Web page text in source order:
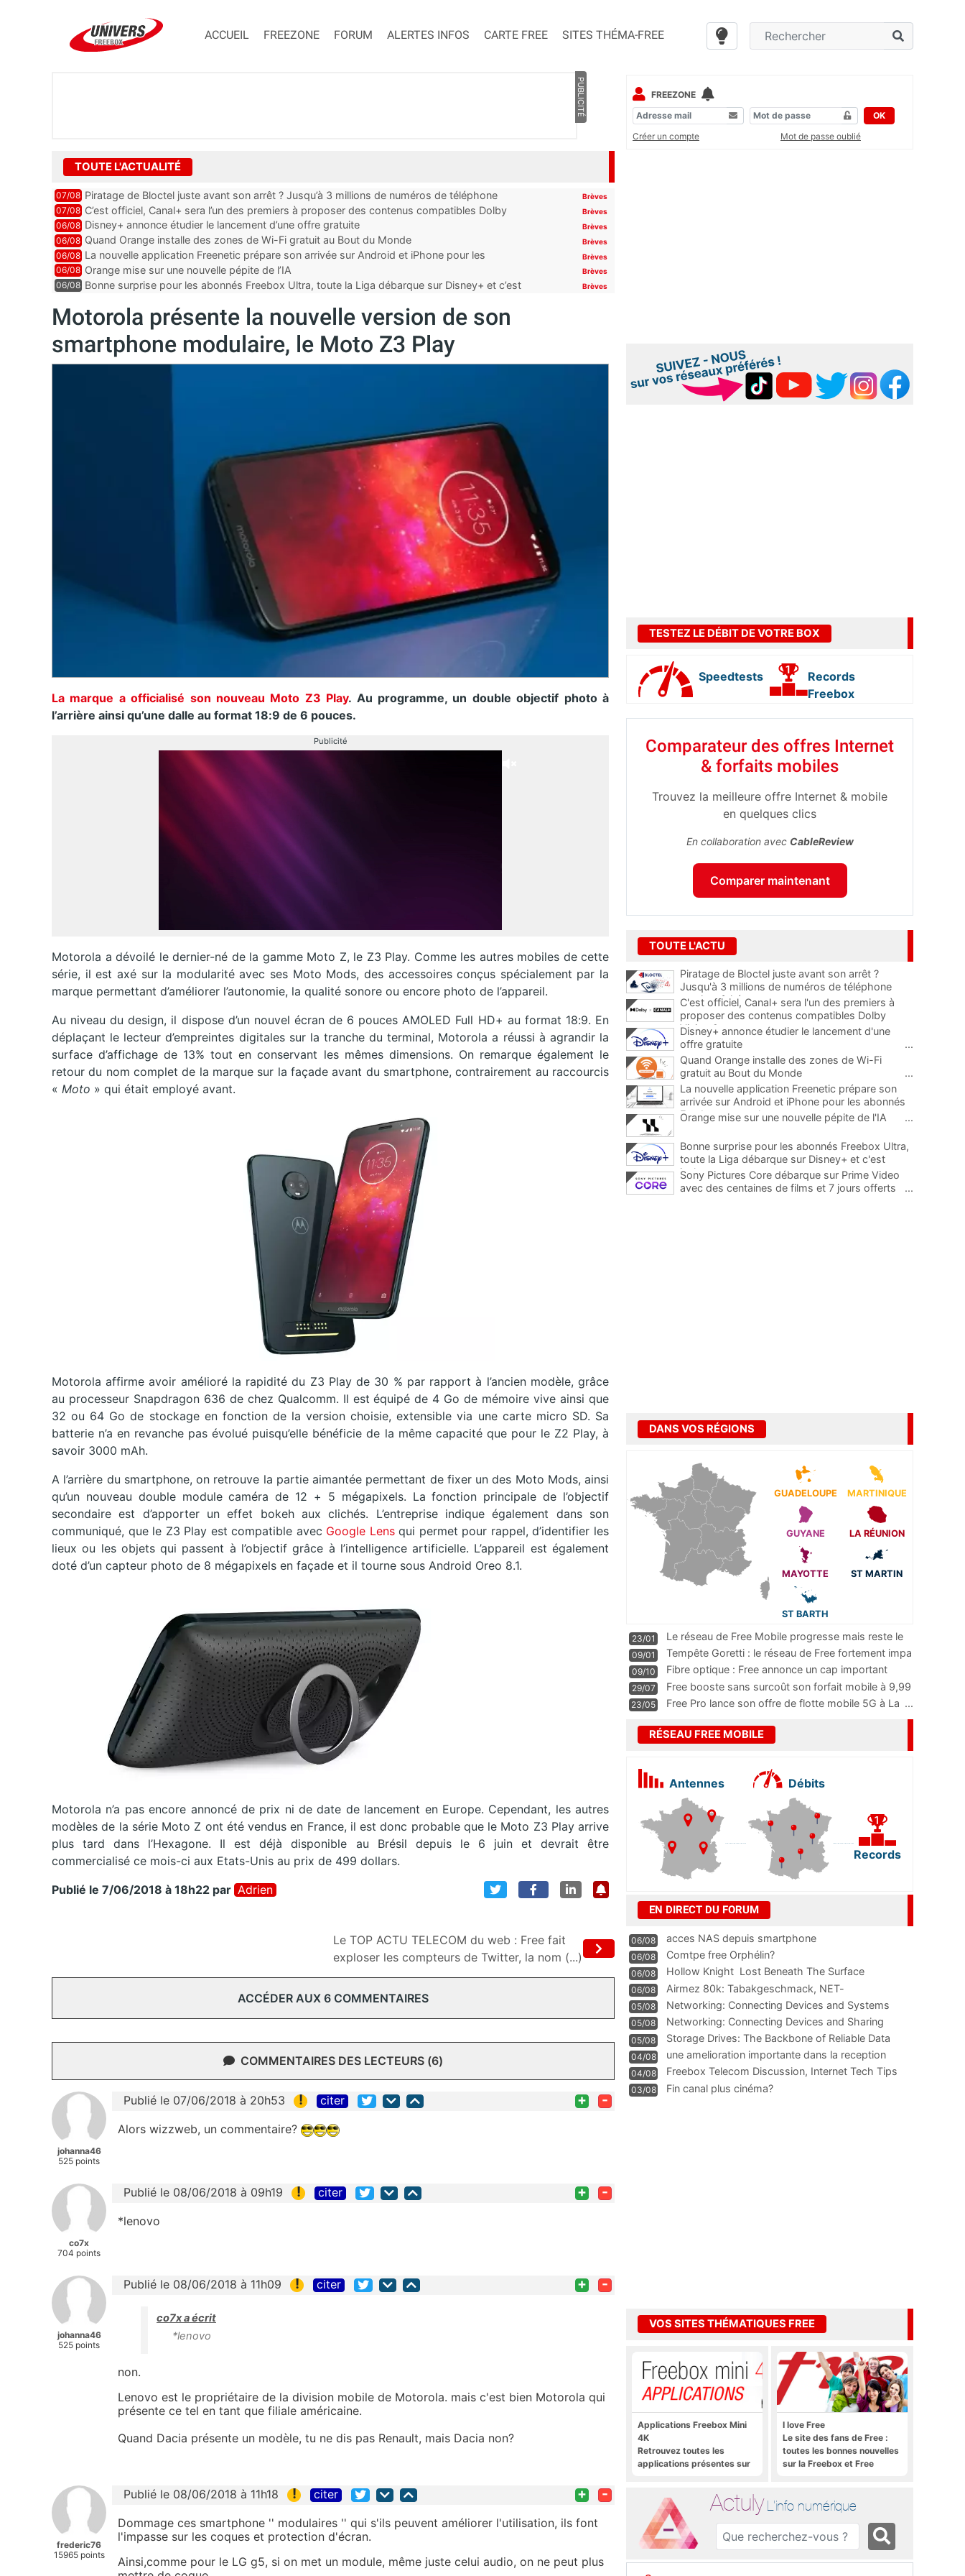
ACCUEIL FREEZONE FORUM ALERTES INFOS CARTE FREE SITES THÉMA-FREE
PUBLICITÉ
TOUTE L'ACTUALITÉ
07/08 Piratage de Bloctel juste avant son arrêt ? Jusqu’à 3 millions de numéros de téléphone
auraient fuité
Brèves
07/08 C’est officiel, Canal+ sera l’un des premiers à proposer des contenus compatibles Dolby
Vision 2
Brèves
06/08 Disney+ annonce étudier le lancement d’une offre gratuite Brèves
06/08 Quand Orange installe des zones de Wi-Fi gratuit au Bout du Monde Brèves
06/08 La nouvelle application Freenetic prépare son arrivée sur Android et iPhone pour les
abonnés Freebox, testez la
Brèves
06/08 Orange mise sur une nouvelle pépite de l’IA Brèves
06/08 Bonne surprise pour les abonnés Freebox Ultra, toute la Liga débarque sur Disney+ et c’est
Brèves
Motorola présente la nouvelle version de son
smartphone modulaire, le Moto Z3 Play
La marque a officialisé son nouveau Moto Z3 Play. Au programme, un double objectif photo à
l’arrière ainsi qu’une dalle au format 18:9 de 6 pouces.
Publicité
Motorola a dévoilé le dernier-né de la gamme Moto Z, le Z3 Play. Comme les autres mobiles de cette
série, il est axé sur la modularité avec ses Moto Mods, des accessoires conçus spécialement par la
marque permettant d’améliorer l’autonomie, la qualité sonore ou encore photo de l’appareil.
Au niveau du design, il dispose d’un nouvel écran de 6 pouces AMOLED Full HD+ au format 18:9. En
déplaçant le lecteur d’empreintes digitales sur la tranche du terminal, Motorola a réussi à agrandir la
surface d’affichage de 13% tout en conservant les mêmes dimensions. On remarque également le
retour du nom complet de la marque sur la façade avant du smartphone, contrairement au raccourcis
« Moto » qui était employé avant.
Motorola affirme avoir amélioré la rapidité du Z3 Play de 30 % par rapport à l’ancien modèle, grâce
au processeur Snapdragon 636 de chez Qualcomm. Il est équipé de 4 Go de mémoire vive ainsi que
32 ou 64 Go de stockage en fonction de la version choisie, extensible via une carte micro SD. Sa
batterie n’a en revanche pas évolué puisqu’elle bénéficie de la même capacité que pour le Z2 Play, à
savoir 3000 mAh.
A l’arrière du smartphone, on retrouve la partie aimantée permettant de fixer un des Moto Mods, ainsi
qu’un nouveau double module caméra de 12 + 5 mégapixels. La fonction principale de l’objectif
secondaire est d’apporter un effet bokeh aux clichés. L’entreprise indique également dans son
communiqué, que le Z3 Play est compatible avec Google Lensqui permet pour rappel, d’identifier les
lieux ou les objets qui passent à l’objectif grâce à l’intelligence artificielle. L’appareil est également
doté d’un capteur photo de 8 mégapixels en façade et il tourne sous Android Oreo 8.1.
Motorola n’a pas encore annoncé de prix ni de date de lancement en Europe. Cependant, les autres
modèles de la série Moto Z ont été vendus en France, il est donc probable que le Moto Z3 Play arrive
plus tard dans l’Hexagone. Il est déjà disponible au Brésil depuis le 6 juin et devrait être
commercialisé ce mois-ci aux Etats-Unis au prix de 499 dollars.
Publié le 7/06/2018 à 18h22 par Adrien
Le TOP ACTU TELECOM du web : Free fait
exploser les compteurs de Twitter, la nom (...)
ACCÉDER AUX 6 COMMENTAIRES
COMMENTAIRES DES LECTEURS (6)
johanna46
525 points
Publié le 07/06/2018 à 20h53 ! citer + -
Alors wizzweb, un commentaire?
co7x
704 points
Publié le 08/06/2018 à 09h19 ! citer + -
*lenovo
johanna46
525 points
Publié le 08/06/2018 à 11h09 ! citer + -
co7x a écrit
*lenovo
non.
Lenovo est le propriétaire de la division mobile de Motorola. mais c'est bien Motorola qui
présente ce tel en tant que filiale américaine.
Quand Dacia présente un modèle, tu ne dis pas Renault, mais Dacia non?
frederic76
15965 points
Publié le 08/06/2018 à 11h18 ! citer + -
Dommage ces smartphone '' modulaires '' qui s'ils peuvent améliorer l'utilisation, ils font
l'impasse sur les coques et protection d'écran.
Ainsi,comme pour le LG g5, si on met un module, même juste celui audio, on ne peut plus
FREEZONE
OK
Créer un compte
Mot de passe oublié
TESTEZ LE DÉBIT DE VOTRE BOX
Speedtests
Records
Freebox
Comparateur des offres Internet
& forfaits mobiles
Trouvez la meilleure offre Internet & mobile
en quelques clics
En collaboration avec CableReview
Comparer maintenant
TOUTE L'ACTU
Piratage de Bloctel juste avant son arrêt ?
Jusqu'à 3 millions de numéros de téléphone
auraient fuité
C'est officiel, Canal+ sera l'un des premiers à
proposer des contenus compatibles Dolby
Vision 2
Disney+ annonce étudier le lancement d'une
offre gratuite
...
Quand Orange installe des zones de Wi-Fi
gratuit au Bout du Monde
...
La nouvelle application Freenetic prépare son
arrivée sur Android et iPhone pour les abonnés
Freebox, testez la
Orange mise sur une nouvelle pépite de l'IA ...
Bonne surprise pour les abonnés Freebox Ultra,
toute la Liga débarque sur Disney+ et c'est
inclus
Sony Pictures Core débarque sur Prime Video
avec des centaines de films et 7 jours offerts
...
DANS VOS RÉGIONS
GUADELOUPE MARTINIQUE
GUYANE LA RÉUNION
MAYOTTE ST MARTIN
ST BARTH
23/01
Le réseau de Free Mobile progresse mais reste le
m
...
09/01
Tempête Goretti : le réseau de Free fortement impa
09/10
Fibre optique : Free annonce un cap important
pass
...
29/07
Free booste sans surcoût son forfait mobile à 9,99
23/05 Free Pro lance son offre de flotte mobile 5G à La ...
RÉSEAU FREE MOBILE
Antennes Débits
Records
EN DIRECT DU FORUM
06/08 acces NAS depuis smartphone
06/08 Comtpe free Orphélin?
06/08 Hollow Knight  Lost Beneath The Surface
06/08
Airmez 80k: Tabakgeschmack, NET-
Technologie und Leistung im
05/08 Networking: Connecting Devices and Systems
05/08
Networking: Connecting Devices and Sharing
Information
05/08
Storage Drives: The Backbone of Reliable Data
Management
04/08
une amelioration importante dans la reception
WIFI
04/08
Freebox Telecom Discussion, Internet Tech Tips
Communi
03/08 Fin canal plus cinéma?
VOS SITES THÉMATIQUES FREE
Applications Freebox Mini
4K
Retrouvez toutes les
applications présentes sur
I love Free
Le site des fans de Free :
toutes les bonnes nouvelles
sur la Freebox et Free
Actuly L'info numérique